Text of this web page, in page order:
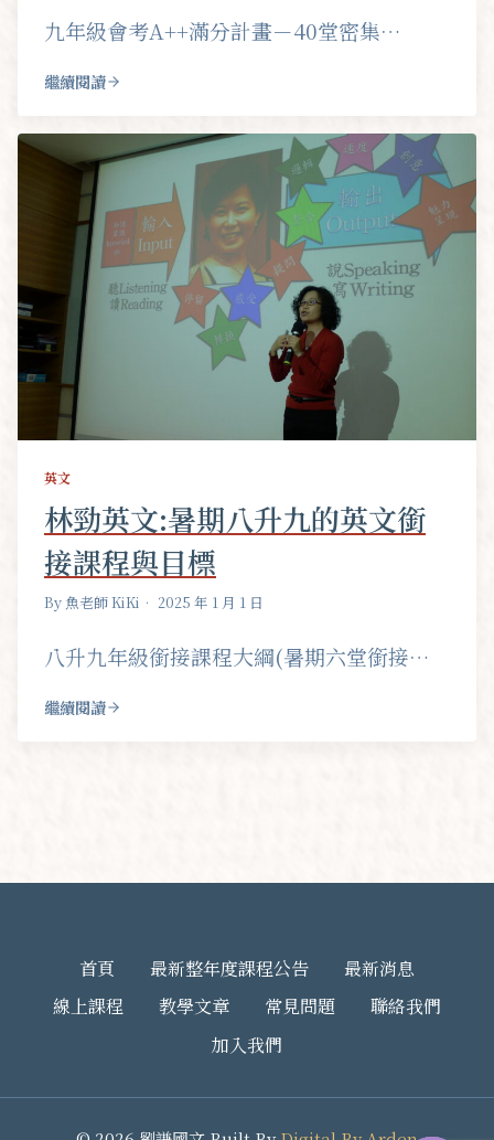
九年級會考A++滿分計畫－40堂密集…
繼續閱讀
英文
林勁英文:暑期八升九的英文銜
接課程與目標
By 魚老師 KiKi • 2025 年 1 月 1 日
八升九年級銜接課程大綱(暑期六堂銜接…
繼續閱讀
首頁 最新整年度課程公告
最新消息
線上課程
教學文章 常見問題
聯絡我們
加入我們